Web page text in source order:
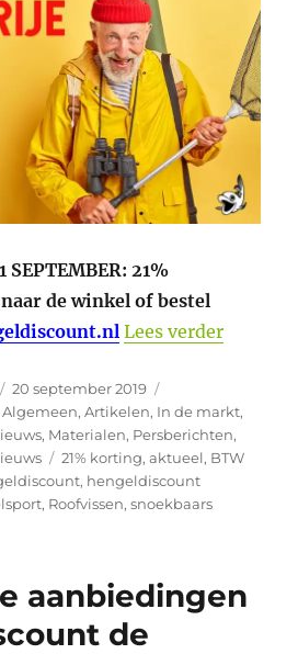
SEPTEMBER: 21%
de winkel of bestel
Lees verder“BTW
Geplaatst
op
20 september 2019
Algemeen,Artikelen, In de markt,
, Materialen, Persberichten,
Tags
21% korting,aktueel, BTW
, hengeldiscount
, Roofvissen,snoekbaars
aanbiedingen
de